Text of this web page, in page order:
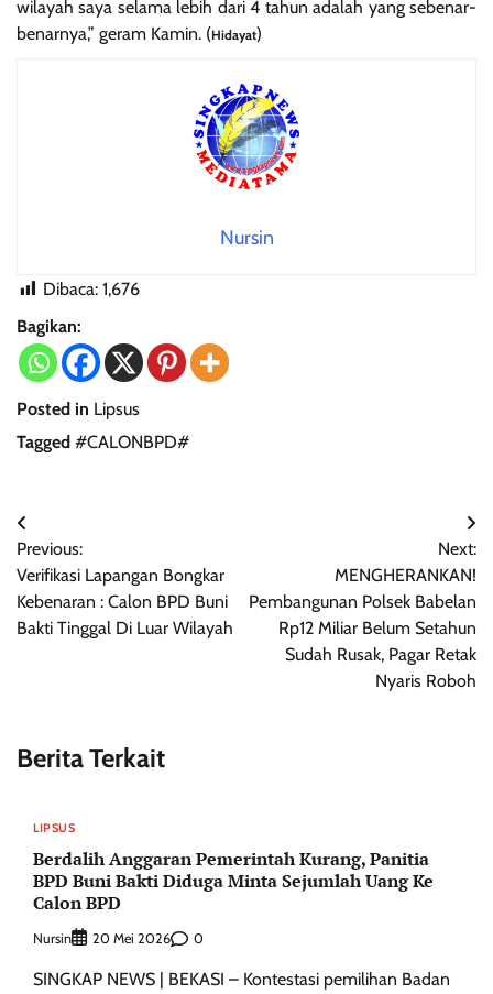
wilayah saya selama lebih dari 4 tahun adalah yang sebenar-
benarnya,” geram Kamin. (Hidayat)
Nursin
Dibaca: 1,676
Bagikan:
Posted in Lipsus
Tagged #CALONBPD#
Navigasi
pos
Previous:
Verifikasi Lapangan Bongkar
Kebenaran : Calon BPD Buni
Bakti Tinggal Di Luar Wilayah
Next:
MENGHERANKAN!
Pembangunan Polsek Babelan
Rp12 Miliar Belum Setahun
Sudah Rusak, Pagar Retak
Nyaris Roboh
Berita Terkait
LIPSUS
Berdalih Anggaran Pemerintah Kurang, Panitia
BPD Buni Bakti Diduga Minta Sejumlah Uang Ke
Calon BPD
Nursin 20 Mei 2026 0
SINGKAP NEWS | BEKASI – Kontestasi pemilihan Badan